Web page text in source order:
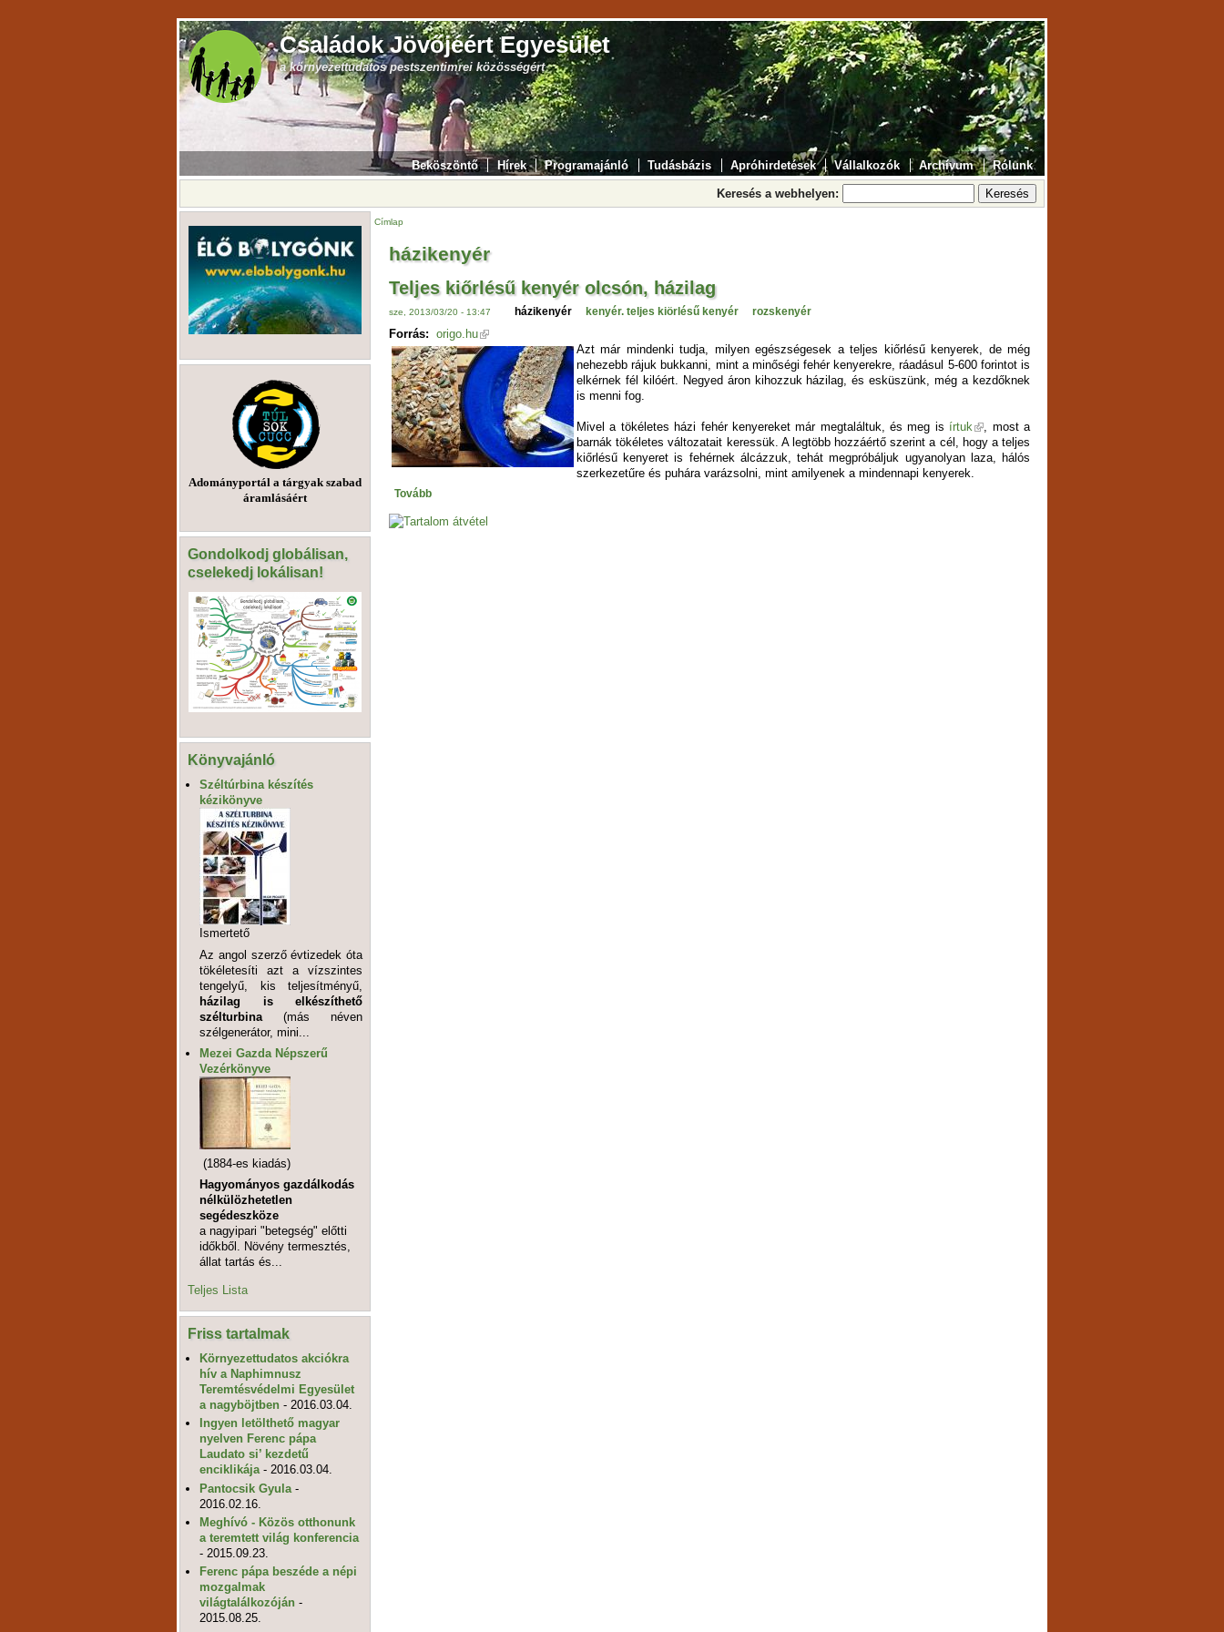
Családok Jövőjéért Egyesület
a környezettudatos pestszentimrei közösségért
Beköszöntő Hírek Programajánló Tudásbázis Apróhirdetések Vállalkozók Archívum Rólunk
Keresés a webhelyen:
Adományportál a tárgyak szabad
áramlásáért
Gondolkodj globálisan,
cselekedj lokálisan!
Könyvajánló
Széltúrbina készítés
kézikönyve
Ismertető
Az angol szerző évtizedek óta
tökéletesíti azt a vízszintes
tengelyű, kis teljesítményű,
házilag is elkészíthető
szélturbina (más néven
szélgenerátor, mini...
Mezei Gazda Népszerű
Vezérkönyve
(1884-es kiadás)
Hagyományos gazdálkodás
nélkülözhetetlen
segédeszköze
a nagyipari "betegség" előtti
időkből. Növény termesztés,
állat tartás és...
Teljes Lista
Friss tartalmak
Környezettudatos akciókra
hív a Naphimnusz
Teremtésvédelmi Egyesület
a nagyböjtben - 2016.03.04.
Ingyen letölthető magyar
nyelven Ferenc pápa
Laudato si’ kezdetű
enciklikája - 2016.03.04.
Pantocsik Gyula -
2016.02.16.
Meghívó - Közös otthonunk
a teremtett világ konferencia
- 2015.09.23.
Ferenc pápa beszéde a népi
mozgalmak
világtalálkozóján -
2015.08.25.
Címlap
házikenyér
Teljes kiőrlésű kenyér olcsón, házilag
sze, 2013/03/20 - 13:47 házikenyér kenyér. teljes kiörlésű kenyér rozskenyér
Forrás: origo.hu
Azt már mindenki tudja, milyen egészségesek a teljes kiőrlésű kenyerek, de még
nehezebb rájuk bukkanni, mint a minőségi fehér kenyerekre, ráadásul 5-600 forintot is
elkérnek fél kilóért. Negyed áron kihozzuk házilag, és esküszünk, még a kezdőknek
is menni fog.
Mivel a tökéletes házi fehér kenyereket már megtaláltuk, és meg is írtuk
, most a
barnák tökéletes változatait keressük. A legtöbb hozzáértő szerint a cél, hogy a teljes
kiőrlésű kenyeret is fehérnek álcázzuk, tehát megpróbáljuk ugyanolyan laza, hálós
szerkezetűre és puhára varázsolni, mint amilyenek a mindennapi kenyerek.
Tovább